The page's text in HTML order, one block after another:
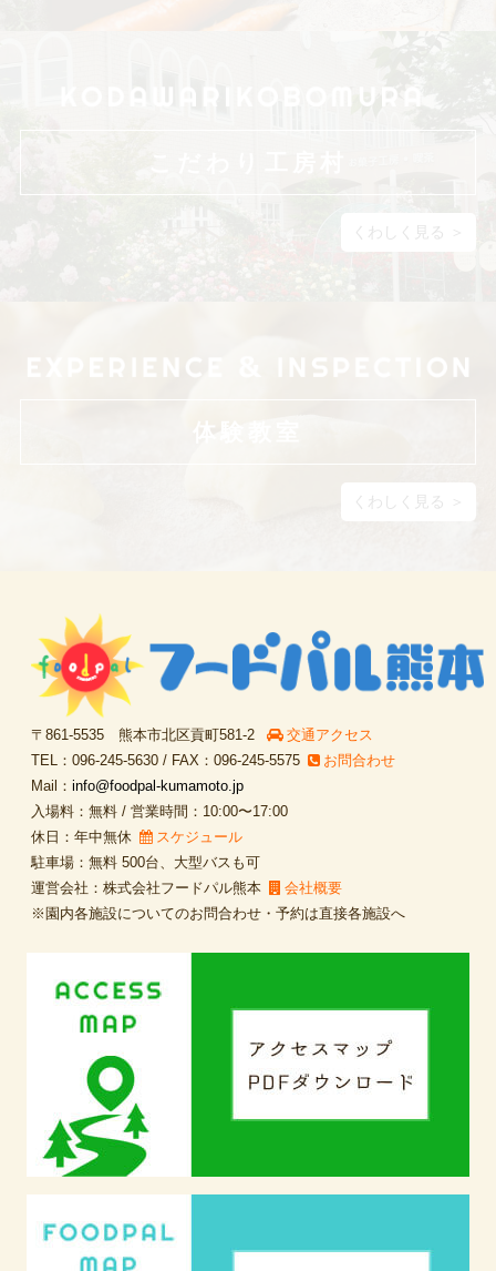
くわしく見る ＞
体験教室
くわしく見る ＞
〒861-5535 熊本市北区貢町581-2
交通アクセス
TEL：096-245-5630 / FAX：096-245-5575
お問合わせ
Mail：info@foodpal-kumamoto.jp
入場料：無料 / 営業時間：10:00〜17:00
休日：年中無休
スケジュール
駐車場：無料 500台、大型バスも可
運営会社：株式会社フードパル熊本
会社概要
※園内各施設についてのお問合わせ・予約は直接各施設へ